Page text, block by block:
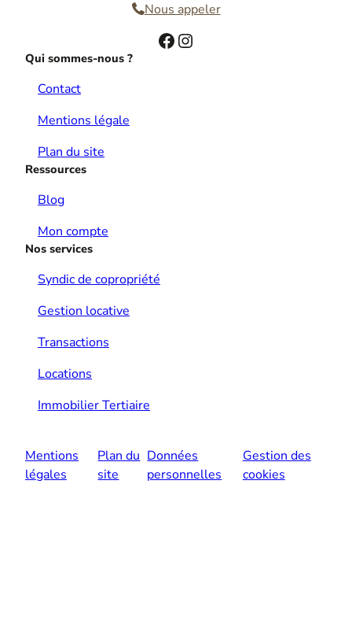
Nous appeler
Facebook Instagram
Qui sommes-nous ?
Contact
Mentions légale
Plan du site
Ressources
Blog
Mon compte
Nos services
Syndic de copropriété
Gestion locative
Transactions
Locations
Immobilier Tertiaire
Mentions
légales
Plan du
site
Données
personnelles
Gestion des
cookies